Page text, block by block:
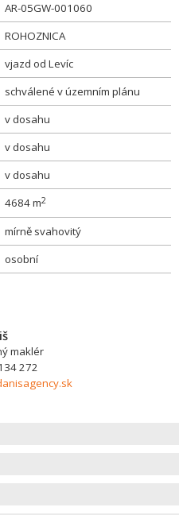
AR-05GW-001060
ROHOZNICA
vjazd od Levíc
schválené v územním plánu
v dosahu
v dosahu
v dosahu
4684 m2
mírně svahovitý
osobní
maklér
272